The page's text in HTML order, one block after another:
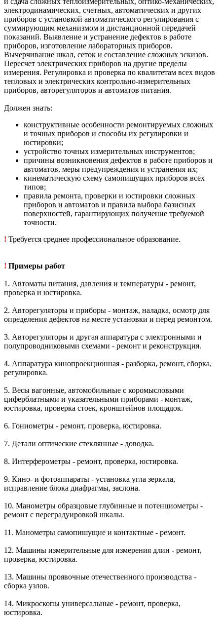
электродинамических, счетных, автоматических и других
приборов с установкой автоматического регулирования с
суммирующим механизмом и дистанционной передачей
показаний. Выявление и устранение дефектов в работе
приборов, изготовление лабораторных приборов.
Вычерчивание шкал, сеток и составление сложных эскизов.
Пересчет электрических приборов на другие пределы
измерения. Регулировка и проверка по квалитетам всех видов
тепловых и электрических контрольно-измерительных
приборов, авторегуляторов и автоматов питания.
Должен знать:
конструктивные особенности ремонтируемых сложных
и точных приборов и способы их регулировки и
юстировки;
устройство точных измерительных инструментов;
причины возникновения дефектов в работе приборов и
автоматов, меры предупреждения и устранения их;
кинематическую схему самопишущих приборов всех
типов;
правила ремонта, проверки и юстировки сложных
приборов и автоматов и правила выбора базисных
поверхностей, гарантирующих получение требуемой
точности.
! Требуется среднее профессиональное образование.
! Примеры работ
1. Автоматы питания, давления и температуры - ремонт,
проверка и юстировка.
2. Авторегуляторы и приборы - монтаж, наладка, осмотр для
определения дефектов на месте установки и перед ремонтом.
3. Авторегуляторы и другая аппаратура с электронными и
полупроводниковыми схемами - ремонт и реконструкция.
4. Аппаратура кинопроекционная - разборка, ремонт, сборка,
регулировка.
5. Весы вагонные, автомобильные с коромысловыми
циферблатными и указательными приборами - монтаж,
юстировка, проверка стоек, кронштейнов площадок.
6. Гониометры - ремонт, проверка, юстировка.
7. Детали оптические стеклянные - доводка.
8. Интерферометры - ремонт, проверка, юстировка.
9. Кино- и фотоаппараты - установка угла зеркала,
исправление блока диафрагмы, заслона.
10. Манометры образцовые глубинные и потенциометры -
ремонт с переградуировкой шкалы.
11. Манометры самопишущие и контактные - ремонт.
12. Машины измерительные для измерения длин - ремонт,
проверка, юстировка.
13. Машины проявочные отечественного производства -
сборка узлов.
14. Микроскопы универсальные - ремонт, проверка,
юстировка.